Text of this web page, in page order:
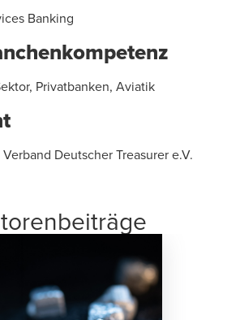
Banking
Privatbanken, Aviatik
Deutscher Treasurer e.V.